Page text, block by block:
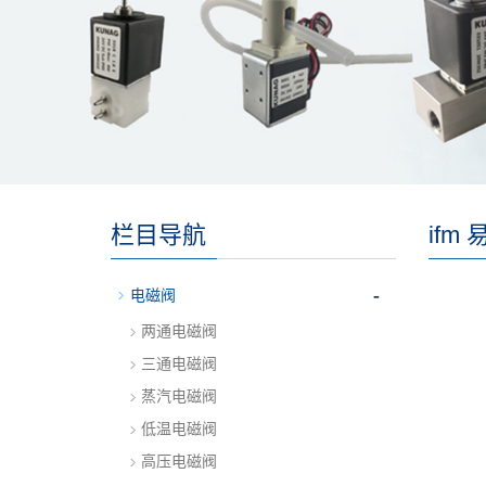
ifm
栏目导航
电磁阀 -
两通电磁阀
三通电磁阀
蒸汽电磁阀
低温电磁阀
高压电磁阀